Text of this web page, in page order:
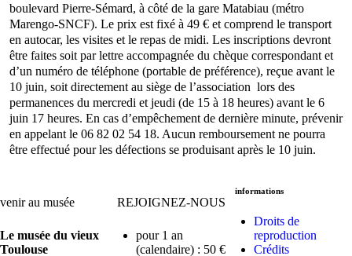
boulevard Pierre-Sémard, à côté de la gare Matabiau (métro
Marengo-SNCF). Le prix est fixé à 49 € et comprend le transport
en autocar, les visites et le repas de midi. Les inscriptions devront
être faites soit par lettre accompagnée du chèque correspondant et
d’un numéro de téléphone (portable de préférence), reçue avant le
10 juin, soit directement au siège de l’association lors des
permanences du mercredi et jeudi (de 15 à 18 heures) avant le 6
juin 17 heures. En cas d’empêchement de dernière minute, prévenir
en appelant le 06 82 02 54 18. Aucun remboursement ne pourra
être effectué pour les défections se produisant après le 10 juin.
venir au musée
Le musée du vieux
Toulouse
REJOIGNEZ-NOUS
pour 1 an
(calendaire) : 50 €
informations
Droits de
reproduction
Crédits